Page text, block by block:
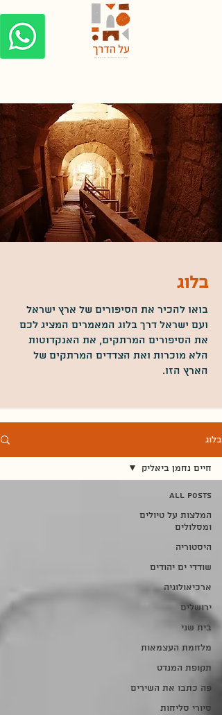
בלוג
בואו להכיר את הסיפורים של ארץ ישראל
ועם ישראל דרך בלוג המאמרים המציג לכם
את הסיפורים המרתקים, את האנקדוטות
הלא מוכרות ואת הצדדים המרתקים של
הארץ הזו.
בלוג
All Posts
המלצות על טיולים
ומסלולים
היסטוריה
שודדי ים יהודים
ארכיאולוגיה
ירושלים
בית שני
מלחמת העצמאות
תקופת המנדט
פה כתבו את השירים
סיורי סליחות
חיים נחמן ביאליק